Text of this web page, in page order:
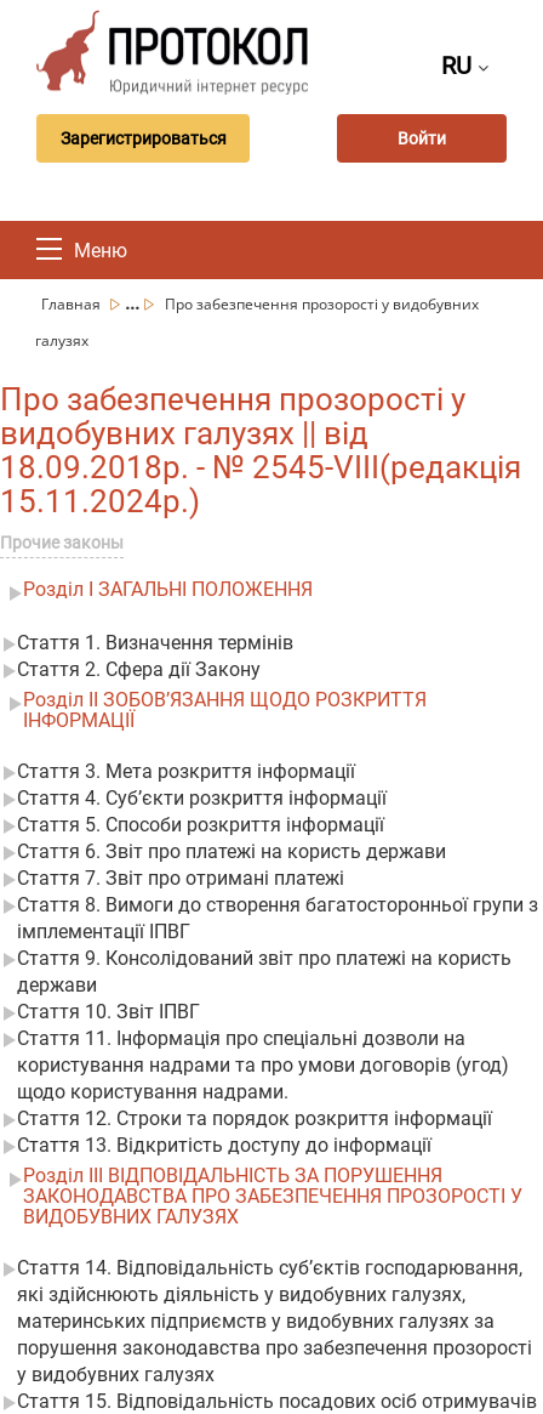
RU
Зарегистрироваться Войти
Меню
Главная ...
Про забезпечення прозорості у видобувних
галузях
Про забезпечення прозорості у
видобувних галузях || від
18.09.2018р. - № 2545-VIII(редакція
15.11.2024р.)
Прочие законы
Розділ I ЗАГАЛЬНІ ПОЛОЖЕННЯ
Стаття 1. Визначення термінів
Стаття 2. Сфера дії Закону
Розділ II ЗОБОВ’ЯЗАННЯ ЩОДО РОЗКРИТТЯ
ІНФОРМАЦІЇ
Стаття 3. Мета розкриття інформації
Стаття 4. Суб’єкти розкриття інформації
Стаття 5. Способи розкриття інформації
Стаття 6. Звіт про платежі на користь держави
Стаття 7. Звіт про отримані платежі
Стаття 8. Вимоги до створення багатосторонньої групи з
імплементації ІПВГ
Стаття 9. Консолідований звіт про платежі на користь
держави
Стаття 10. Звіт ІПВГ
Стаття 11. Інформація про спеціальні дозволи на
користування надрами та про умови договорів (угод)
щодо користування надрами.
Стаття 12. Строки та порядок розкриття інформації
Стаття 13. Відкритість доступу до інформації
Розділ III ВІДПОВІДАЛЬНІСТЬ ЗА ПОРУШЕННЯ
ЗАКОНОДАВСТВА ПРО ЗАБЕЗПЕЧЕННЯ ПРОЗОРОСТІ У
ВИДОБУВНИХ ГАЛУЗЯХ
Стаття 14. Відповідальність суб’єктів господарювання,
які здійснюють діяльність у видобувних галузях,
материнських підприємств у видобувних галузях за
порушення законодавства про забезпечення прозорості
у видобувних галузях
Стаття 15. Відповідальність посадових осіб отримувачів